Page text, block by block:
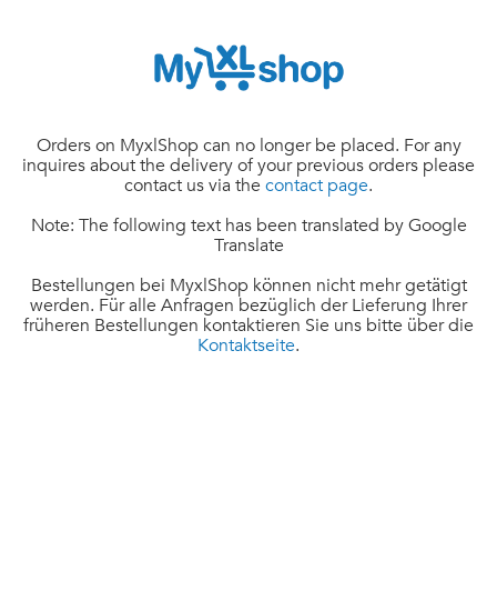
Orders on MyxlShop can no longer be placed. For any
inquires about the delivery of your previous orders please
contact us via the contact page.
Note: The following text has been translated by Google
Translate
Bestellungen bei MyxlShop können nicht mehr getätigt
werden. Für alle Anfragen bezüglich der Lieferung Ihrer
früheren Bestellungen kontaktieren Sie uns bitte über die
Kontaktseite.